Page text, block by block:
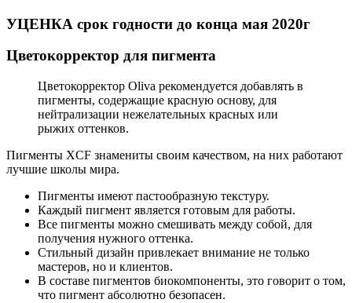
УЦЕНКА срок годности до конца мая 2020г
Цветокорректор для пигмента
Цветокорректор Oliva рекомендуется добавлять в
пигменты, содержащие красную основу, для
нейтрализации нежелательных красных или
рыжих оттенков.
Пигменты XCF знамениты своим качеством, на них работают
лучшие школы мира.
Пигменты имеют пастообразную текстуру.
Каждый пигмент является готовым для работы.
Все пигменты можно смешивать между собой, для
получения нужного оттенка.
Стильный дизайн привлекает внимание не только
мастеров, но и клиентов.
В составе пигментов биокомпоненты, это говорит о том,
что пигмент абсолютно безопасен.